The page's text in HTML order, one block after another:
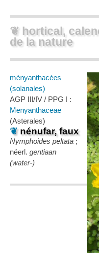
❦ hortical,
de la nature
ményanthacées
(solanales)
AGP III/IV / PPG I :
Menyanthaceae
(Asterales)
❦nénufar, faux
Nymphoides peltata ;
néerl. gentiaan
(water-)